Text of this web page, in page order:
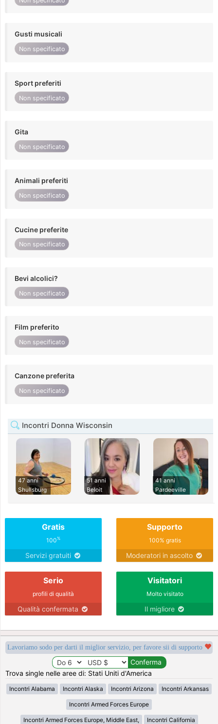
Gusti musicali
Non specificato
Sport preferiti
Non specificato
Gita
Non specificato
Animali preferiti
Non specificato
Cucine preferite
Non specificato
Bevi alcolici?
Non specificato
Film preferito
Non specificato
Canzone preferita
Non specificato
Incontri Donna Wisconsin
47 anni
Shullsburg
51 anni
Beloit
41 anni
Pardeeville
Gratis
100%
Servizi gratuiti
Supporto
100% gratis
Moderatori in ascolto
Serio
profili di qualità
Qualità confermata
Visitatori
Molto visitato
Il migliore
Lavoriamo sodo per darti il miglior servizio, per favore sii di supporto
Trova single nelle aree di: Stati Uniti d'America
Incontri Alabama Incontri Alaska Incontri Arizona Incontri Arkansas
Incontri Armed Forces Europe
Incontri Armed Forces Europe, Middle East, Incontri California